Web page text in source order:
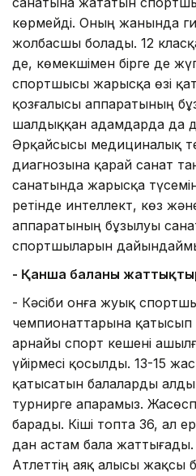
көрмейді. Оның жанында
жолбасшы болады. 12
де, көмекшімен бірге де
спортшысы жарысқа өзі
қозғалысы аппаратының
шалдыққан адамдарда да
Әрқайсысы медициналық
диагнозына қарай санат
санатында жарысқа
ретінде интеллект, көз
аппаратының бұзылуы
спортшыларын
- Қанша баланы
- Кәсіби онға жуық
чемпионаттарына
арнайы спорт кешені
үйірмесі қосылды. 13-15
қатысатын балаларды
турнирге апарамыз.
барады. Кіші топта 36, ал
дан астам бала
Атлеттің аяқ алысы жақсы